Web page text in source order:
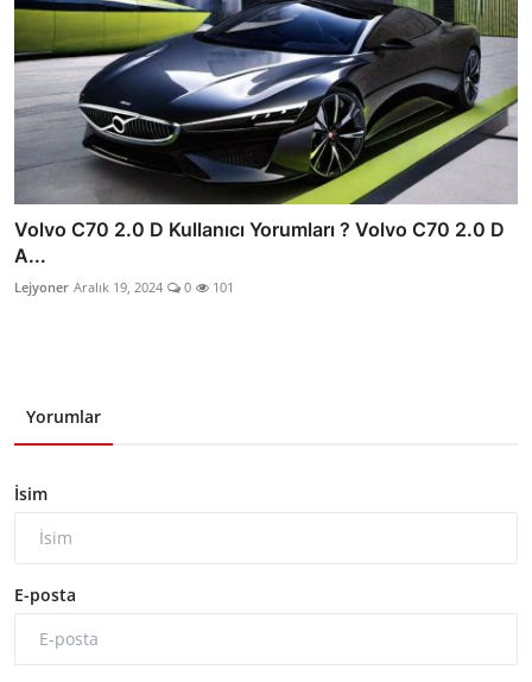
Volvo C70 2.0 D Kullanıcı Yorumları ? Volvo C70 2.0 D
A...
Lejyoner Aralık 19, 2024 0 101
Yorumlar
İsim
E-posta